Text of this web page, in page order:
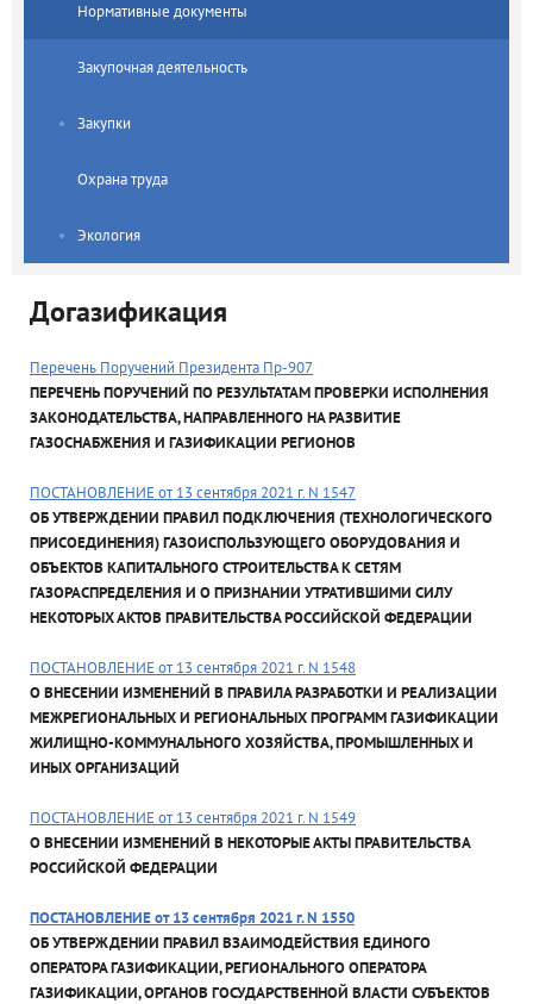
Нормативные документы
Закупочная деятельность
Закупки
Охрана труда
Экология
Догазификация
Перечень Поручений Президента Пр-907
ПЕРЕЧЕНЬ ПОРУЧЕНИЙ ПО РЕЗУЛЬТАТАМ ПРОВЕРКИ ИСПОЛНЕНИЯ
ЗАКОНОДАТЕЛЬСТВА, НАПРАВЛЕННОГО НА РАЗВИТИЕ
ГАЗОСНАБЖЕНИЯ И ГАЗИФИКАЦИИ РЕГИОНОВ
ПОСТАНОВЛЕНИЕ от 13 сентября 2021 г. N 1547
ОБ УТВЕРЖДЕНИИ ПРАВИЛ ПОДКЛЮЧЕНИЯ (ТЕХНОЛОГИЧЕСКОГО
ПРИСОЕДИНЕНИЯ) ГАЗОИСПОЛЬЗУЮЩЕГО ОБОРУДОВАНИЯ И
ОБЪЕКТОВ КАПИТАЛЬНОГО СТРОИТЕЛЬСТВА К СЕТЯМ
ГАЗОРАСПРЕДЕЛЕНИЯ И О ПРИЗНАНИИ УТРАТИВШИМИ СИЛУ
НЕКОТОРЫХ АКТОВ ПРАВИТЕЛЬСТВА РОССИЙСКОЙ ФЕДЕРАЦИИ
ПОСТАНОВЛЕНИЕ от 13 сентября 2021 г. N 1548
О ВНЕСЕНИИ ИЗМЕНЕНИЙ В ПРАВИЛА РАЗРАБОТКИ И РЕАЛИЗАЦИИ
МЕЖРЕГИОНАЛЬНЫХ И РЕГИОНАЛЬНЫХ ПРОГРАММ ГАЗИФИКАЦИИ
ЖИЛИЩНО-КОММУНАЛЬНОГО ХОЗЯЙСТВА, ПРОМЫШЛЕННЫХ И
ИНЫХ ОРГАНИЗАЦИЙ
ПОСТАНОВЛЕНИЕ от 13 сентября 2021 г. N 1549
О ВНЕСЕНИИ ИЗМЕНЕНИЙ В НЕКОТОРЫЕ АКТЫ ПРАВИТЕЛЬСТВА
РОССИЙСКОЙ ФЕДЕРАЦИИ
ПОСТАНОВЛЕНИЕ от 13 сентября 2021 г. N 1550
ОБ УТВЕРЖДЕНИИ ПРАВИЛ ВЗАИМОДЕЙСТВИЯ ЕДИНОГО
ОПЕРАТОРА ГАЗИФИКАЦИИ, РЕГИОНАЛЬНОГО ОПЕРАТОРА
ГАЗИФИКАЦИИ, ОРГАНОВ ГОСУДАРСТВЕННОЙ ВЛАСТИ СУБЪЕКТОВ